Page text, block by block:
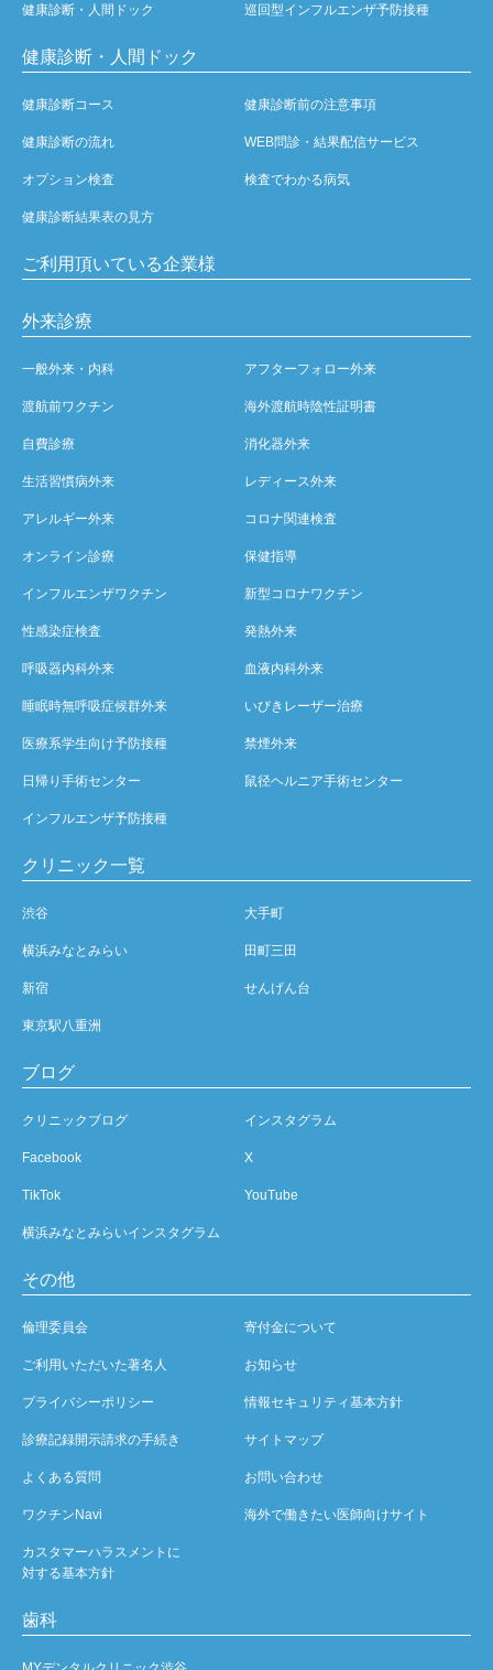
健康診断・人間ドック 巡回型インフルエンザ予防接種
健康診断・人間ドック
健康診断コース 健康診断前の注意事項
健康診断の流れ WEB問診・結果配信サービス
オプション検査 検査でわかる病気
健康診断結果表の見方
ご利用頂いている企業様
外来診療
一般外来・内科 アフターフォロー外来
渡航前ワクチン 海外渡航時陰性証明書
自費診療 消化器外来
生活習慣病外来 レディース外来
アレルギー外来 コロナ関連検査
オンライン診療 保健指導
インフルエンザワクチン 新型コロナワクチン
性感染症検査 発熱外来
呼吸器内科外来 血液内科外来
睡眠時無呼吸症候群外来 いびきレーザー治療
医療系学生向け予防接種 禁煙外来
日帰り手術センター 鼠径ヘルニア手術センター
インフルエンザ予防接種
クリニック一覧
渋谷 大手町
横浜みなとみらい 田町三田
新宿 せんげん台
東京駅八重洲
ブログ
クリニックブログ インスタグラム
Facebook X
TikTok YouTube
横浜みなとみらいインスタグラム
その他
倫理委員会 寄付金について
ご利用いただいた著名人 お知らせ
プライバシーポリシー 情報セキュリティ基本方針
診療記録開示請求の手続き サイトマップ
よくある質問 お問い合わせ
ワクチンNavi 海外で働きたい医師向けサイト
カスタマーハラスメントに
対する基本方針
歯科